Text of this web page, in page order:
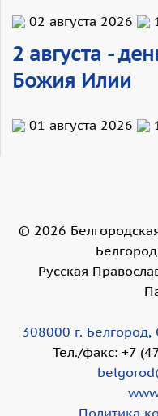
02 августа 2026
2 августа -
Божия Илии
01 августа 2026
© 2026
Русская
308000 г. Белгород,
Тел./факс: +7